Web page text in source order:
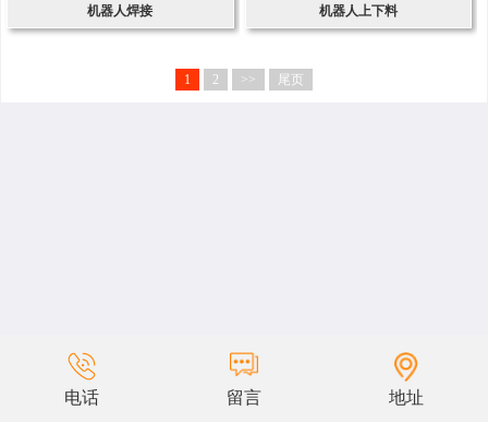
机器人焊接 机器人上下料
1 2 >> 尾页
电话 留言 地址